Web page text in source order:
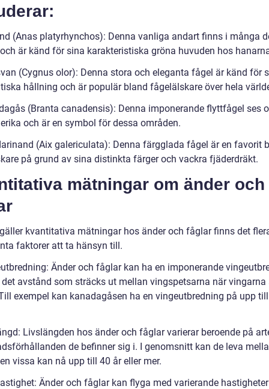
(Anas platyrhynchos): Denna vanliga andart finns i många
är känd för sina karakteristiska gröna huvuden hos
(Cygnus olor): Denna stora och eleganta fågel är känd för
hållning och är populär bland fågelälskare över hela
(Branta canadensis): Denna imponerande flyttfågel ses
och är en symbol för dessa områden.
(Aix galericulata): Denna färgglada fågel är en favorit
på grund av sina distinkta färger och vackra fjäderdräkt.
mätningar om änder och
kvantitativa mätningar hos änder och fåglar finns det
faktorer att ta hänsyn till.
Änder och fåglar kan ha en imponerande
avstånd som sträcks ut mellan vingspetsarna när vingarna
exempel kan kanadagåsen ha en vingeutbredning på upp
Livslängden hos änder och fåglar varierar beroende på
de befinner sig i. I genomsnitt kan de leva
vissa kan nå upp till 40 år eller mer.
Änder och fåglar kan flyga med varierande hastigheter